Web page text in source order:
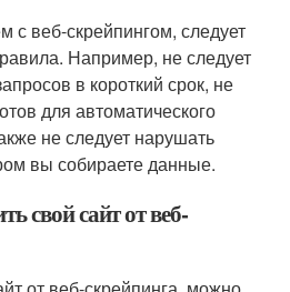
с веб-скрейпингом, следует
Например, не следует
в короткий срок, не
для автоматического
не следует нарушать
вы собираете данные.
свой сайт от веб-